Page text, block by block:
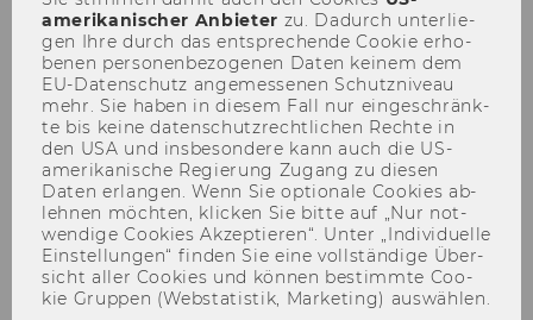
204
Ergebnis der Wahl der
Mitglieder und Ersatzmitglieder
in den Senat der
Wirtschaftsuniversität Wien
gemäß Universitätsgesetz 2002
amerikanischer An­bie­ter zu. Da­durch un­ter­lie­
gen Ihre durch das ent­spre­chen­de Coo­kie er­ho­
be­nen per­so­nen­be­zo­ge­nen Daten kei­nem dem
EU-​Datenschutz an­ge­mes­se­nen Schutz­ni­veau
mehr. Sie haben in die­sem Fall nur ein­ge­schränk­
te bis keine da­ten­schutz­recht­li­chen Rech­te in
den USA und ins­be­son­de­re kann auch die US-​
amerikanische Re­gie­rung Zu­gang zu die­sen
Daten er­lan­gen. Wenn Sie op­tio­na­le Coo­kies ab­
leh­nen möch­ten, kli­cken Sie bitte auf „Nur not­
wen­di­ge Coo­kies Ak­zep­tie­ren“. Unter „In­di­vi­du­el­le
Ein­stel­lun­gen“ fin­den Sie eine voll­stän­di­ge Über­
sicht aller Coo­kies und kön­nen be­stimm­te Coo­
kie Grup­pen (Web­sta­tis­tik, Mar­ke­ting) aus­wäh­len.